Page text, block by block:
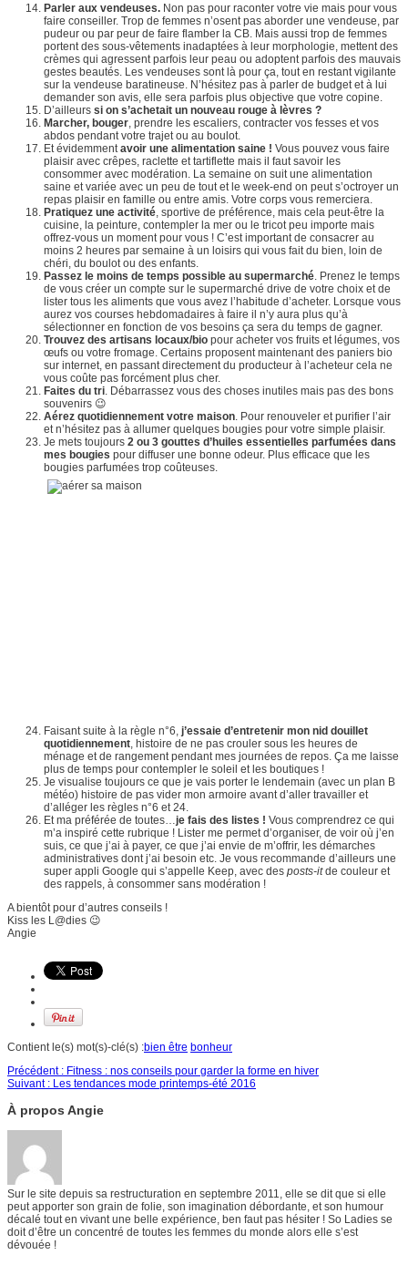
Parler aux vendeuses. Non pas pour raconter votre vie mais pour vous
faire conseiller. Trop de femmes n’osent pas aborder une vendeuse, par
pudeur ou par peur de faire flamber la CB. Mais aussi trop de femmes
portent des sous-vêtements inadaptées à leur morphologie, mettent des
crèmes qui agressent parfois leur peau ou adoptent parfois des mauvais
gestes beautés. Les vendeuses sont là pour ça, tout en restant vigilante
sur la vendeuse baratineuse. N’hésitez pas à parler de budget et à lui
demander son avis, elle sera parfois plus objective que votre copine.
D’ailleurs si on s’achetait un nouveau rouge à lèvres ?
Marcher, bouger , prendre les escaliers, contracter vos fesses et vos
abdos pendant votre trajet ou au boulot.
Et évidemment avoir une alimentation saine ! Vous pouvez vous faire
plaisir avec crêpes, raclette et tartiflette mais il faut savoir les
consommer avec modération. La semaine on suit une alimentation
saine et variée avec un peu de tout et le week-end on peut s’octroyer un
repas plaisir en famille ou entre amis. Votre corps vous remerciera.
Pratiquez une activité , sportive de préférence, mais cela peut-être la
cuisine, la peinture, contempler la mer ou le tricot peu importe mais
offrez-vous un moment pour vous ! C’est important de consacrer au
moins 2 heures par semaine à un loisirs qui vous fait du bien, loin de
chéri, du boulot ou des enfants.
Passez le moins de temps possible au supermarché . Prenez le temps
de vous créer un compte sur le supermarché drive de votre choix et de
lister tous les aliments que vous avez l’habitude d’acheter. Lorsque vous
aurez vos courses hebdomadaires à faire il n’y aura plus qu’à
sélectionner en fonction de vos besoins ça sera du temps de gagner.
Trouvez des artisans locaux/bio pour acheter vos fruits et légumes, vos
œufs ou votre fromage. Certains proposent maintenant des paniers bio
sur internet, en passant directement du producteur à l’acheteur cela ne
vous coûte pas forcément plus cher.
Faites du tri . Débarrassez vous des choses inutiles mais pas des bons
souvenirs 😉
Aérez quotidiennement votre maison . Pour renouveler et purifier l’air
et n’hésitez pas à allumer quelques bougies pour votre simple plaisir.
Je mets toujours 2 ou 3 gouttes d’huiles essentielles parfumées dans
mes bougies pour diffuser une bonne odeur. Plus efficace que les
bougies parfumées trop coûteuses.
Faisant suite à la règle n°6, j’essaie d’entretenir mon nid douillet
quotidiennement , histoire de ne pas crouler sous les heures de
ménage et de rangement pendant mes journées de repos. Ça me laisse
plus de temps pour contempler le soleil et les boutiques !
Je visualise toujours ce que je vais porter le lendemain (avec un plan B
météo) histoire de pas vider mon armoire avant d’aller travailler et
d’alléger les règles n°6 et 24.
Et ma préférée de toutes… je fais des listes ! Vous comprendrez ce qui
m’a inspiré cette rubrique ! Lister me permet d’organiser, de voir où j’en
suis, ce que j’ai à payer, ce que j’ai envie de m’offrir, les démarches
administratives dont j’ai besoin etc. Je vous recommande d’ailleurs une
super appli Google qui s’appelle Keep, avec des posts-itde couleur et
des rappels, à consommer sans modération !
A bientôt pour d’autres conseils !
Kiss les L@dies 😉
Angie
Contient le(s) mot(s)-clé(s) :bien être bonheur
Précédent : Fitness : nos conseils pour garder la forme en hiver
Suivant : Les tendances mode printemps-été 2016
À propos Angie
Sur le site depuis sa restructuration en septembre 2011, elle se dit que si elle
peut apporter son grain de folie, son imagination débordante, et son humour
décalé tout en vivant une belle expérience, ben faut pas hésiter ! So Ladies se
doit d’être un concentré de toutes les femmes du monde alors elle s’est
dévouée !